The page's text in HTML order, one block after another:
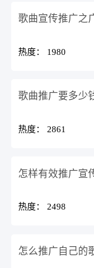
歌曲宣传推广之
热度： 1980
歌曲推广要多少
热度： 2861
怎样有效推广宣
热度： 2498
怎么推广自己的